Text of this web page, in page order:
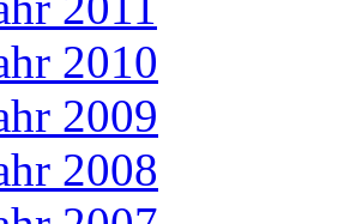
2010
2009
2008